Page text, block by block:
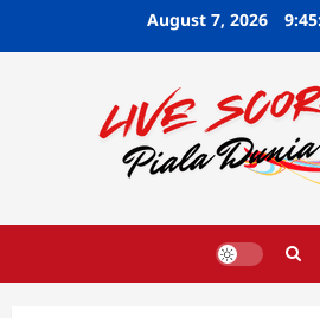
August 7, 2026